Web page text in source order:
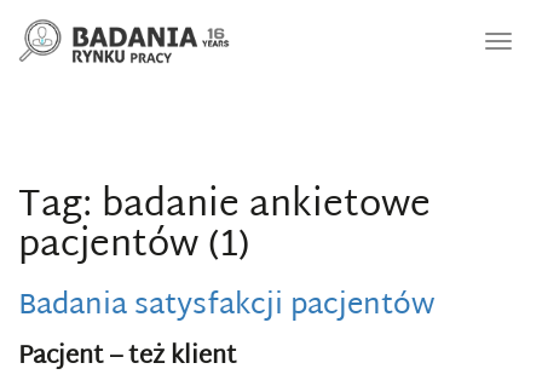
Tag: badanie ankietowe
pacjentów (1)
Badania satysfakcji pacjentów
Pacjent – też klient